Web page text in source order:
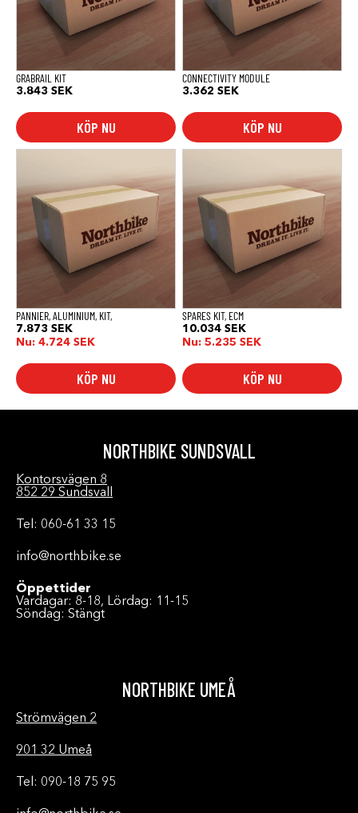
GRABRAIL KIT
3.843 SEK
KÖP NU
CONNECTIVITY MODULE
3.362 SEK
KÖP NU
PANNIER, ALUMINIUM, KIT,
7.873 SEK
Nu: 4.724 SEK
KÖP NU
SPARES KIT, ECM
10.034 SEK
Nu: 5.235 SEK
KÖP NU
NORTHBIKE SUNDSVALL
Kontorsvägen 8
852 29 Sundsvall
Tel: 060-61 33 15
info@northbike.se
Öppettider
Vardagar: 8-18, Lördag: 11-15
Söndag: Stängt
NORTHBIKE UMEÅ
Strömvägen 2
901 32 Umeå
Tel: 090-18 75 95